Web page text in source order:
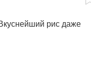
рис даже